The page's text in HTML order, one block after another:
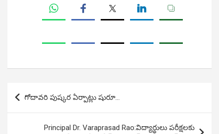
Post
navigation
గోదావరి పుష్కర ఏర్పాట్లు షురూ…
Principal Dr. Varaprasad Rao:విద్యార్థులు పరీక్షలకు